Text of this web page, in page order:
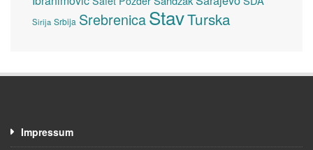
Sirija Srbija SrebrenicaStavTurska
Impressum